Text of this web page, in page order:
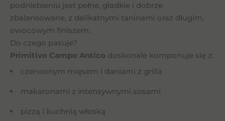
podniebieniu jest pełne, gładkie i dobrze
zbalansowane, z delikatnymi taninami oraz długim,
owocowym finiszem.
Do czego pasuje?
Primitivo Campo Antico doskonale komponuje się z:
czerwonym mięsem i daniami z grilla
makaronami z intensywnymi sosami
pizzą i kuchnią włoską